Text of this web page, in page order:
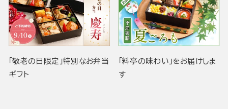
「敬老の日限定」特別なお弁当
ギフト
「料亭の味わい」をお届けしま
す